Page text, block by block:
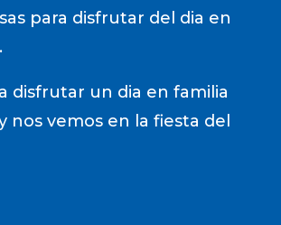
para disfrutar del dia en
disfrutar un dia en familia
nos vemos en la fiesta del